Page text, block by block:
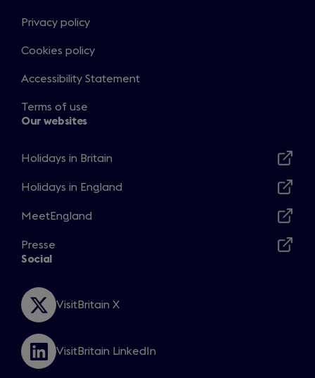
Privacy policy
Cookies policy
Accessibility Statement
Terms of use
Our websites
Holidays in Britain
in
new
Holidays in England
in
new
window
MeetEngland
in
a
window
Presse
Opens
new
window
Social
VisitBritain X
Opens
a
new
window
VisitBritain LinkedIn
Opens